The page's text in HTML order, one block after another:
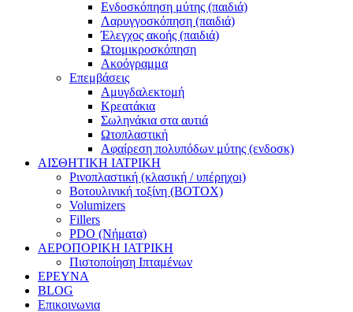
Ενδοσκόπηση μύτης (παιδιά)
Λαρυγγοσκόπηση (παιδιά)
Έλεγχος ακοής (παιδιά)
Ωτομικροσκόπηση
Ακοόγραμμα
Επεμβάσεις
Αμυγδαλεκτομή
Κρεατάκια
Σωληνάκια στα αυτιά
Ωτοπλαστική
Αφαίρεση πολυπόδων μύτης (ενδοσκ)
ΑΙΣΘΗΤΙΚΗ ΙΑΤΡΙΚΗ
Ρινοπλαστική (κλασική / υπέρηχοι)
Βοτουλινική τοξίνη (BOTOX)
Volumizers
Fillers
PDO (Νήματα)
ΑΕΡΟΠΟΡΙΚΗ ΙΑΤΡΙΚΗ
Πιστοποίηση Ιπταμένων
ΕΡΕΥΝΑ
BLOG
Επικοινωνια